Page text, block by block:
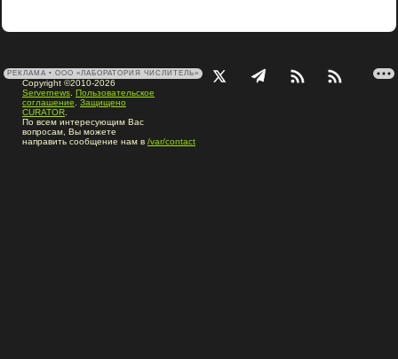
РЕКЛАМА • ООО «ЛАБОРАТОРИЯ ЧИСЛИТЕЛЬ»
Copyright ©2010-2026
Servernews Пользовательское
соглашение
Защищено
CURATOR
По всем интересующим Вас
вопросам, Вы можете
направить сообщение нам в /var/contact